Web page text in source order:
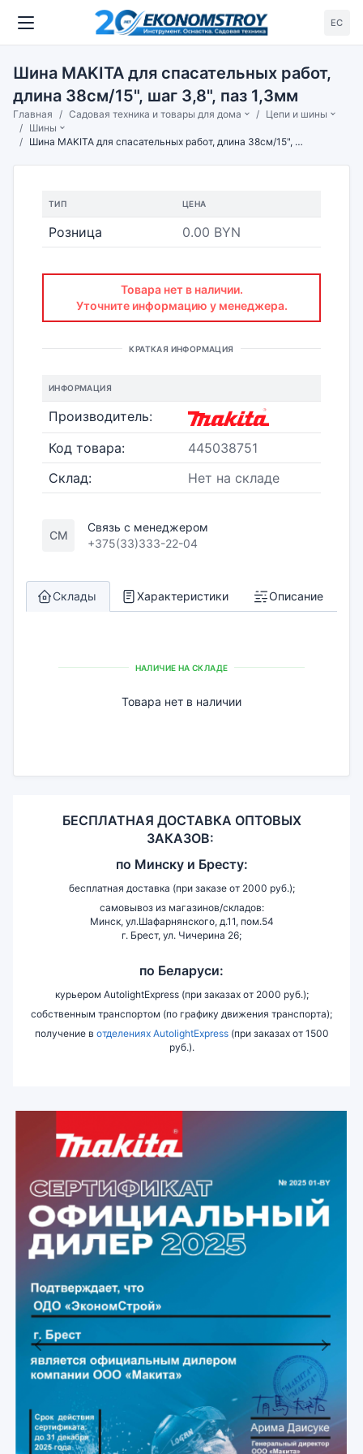
ЕС
Шина MAKITA для спасательных работ,
длина 38см/15", шаг 3,8", паз 1,3мм
Главная Садовая техника и товары для дома
Цепи и шины
Шины
Шина MAKITA для спасательных работ, длина 38см/15", шаг 3,8", паз 1,3мм
ТИП ЦЕНА
Розница 0.00 BYN
Товара нет в наличии.
Уточните информацию у менеджера.
КРАТКАЯ ИНФОРМАЦИЯ
ИНФОРМАЦИЯ
Производитель:
Код товара:
445038751
Склад:
Нет на складе
СМ
Связь с менеджером
+375(33)333-22-04
Склады Характеристики Описание
НАЛИЧИЕ НА СКЛАДЕ
Товара нет в наличии
БЕСПЛАТНАЯ ДОСТАВКА ОПТОВЫХ
ЗАКАЗОВ:
по Минску и Бресту:
бесплатная доставка (при заказе от 2000 руб.);
самовывоз из магазинов/складов:
Минск, ул.Шафарнянского, д.11, пом.54
г. Брест, ул. Чичерина 26;
по Беларуси:
курьером AutolightExpress (при заказах от 2000 руб.);
собственным транспортом (по графику движения транспорта);
получение в отделениях AutolightExpress(при заказах от 1500
руб.).
Previous Next